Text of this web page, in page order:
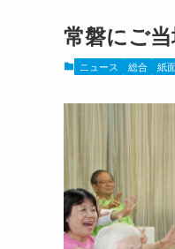
常磐にご
ニュース 総合 紙